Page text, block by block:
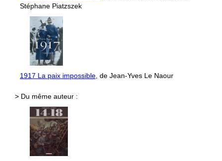
Stéphane Piatzszek
1917 La paix impossible , de Jean-Yves Le Naour
> Du même auteur :